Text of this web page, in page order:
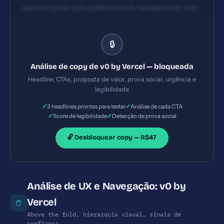
desenvolvedores, porém pode melhorar ao
enfatizar benefício único (tempo de entrega
mais direta. CTAs aparecem de forma visível em
várias seções (Start with templates, Deploy to
with templates' e 'Deploy to Vercel' são orientados a
(experimentar, criar uma app, começar grátis) para
aumentar clicabilidade.
🔒
Análise de copy de v0 by Vercel — bloqueada
Headline, CTAs, proposta de valor, prova social, urgência e
legibilidade
✓3 headlines prontas para testar✓Análise de cada CTA
✓Score de legibilidade✓Detecção de prova social
🔓 Desbloquear copy — R$47
🖱️
Análise de UX e Navegação: v0 by
Vercel
Above the fold, hierarquia visual, sinais de